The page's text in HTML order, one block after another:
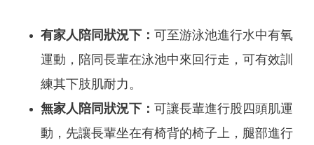
有家人陪同狀況下： 可至游泳池進行水中有氧
運動，陪同長輩在泳池中來回行走，可有效訓
練其下肢肌耐力。
無家人陪同狀況下： 可讓長輩進行股四頭肌運
動，先讓長輩坐在有椅背的椅子上，腿部進行